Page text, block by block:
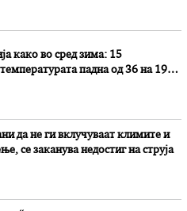
како во сред зима: 15
падна од 36 на 19
да не ги вклучуваат климите и
се заканува недостиг на струја